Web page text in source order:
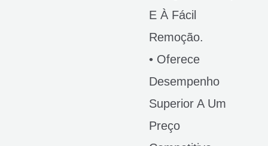
E À Fácil
Remoção.
• Oferece
Desempenho
Superior A Um
Preço